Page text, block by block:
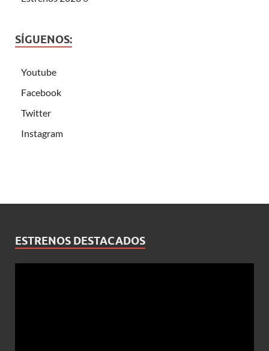
SÍGUENOS:
Youtube
Facebook
Twitter
Instagram
ESTRENOS DESTACADOS